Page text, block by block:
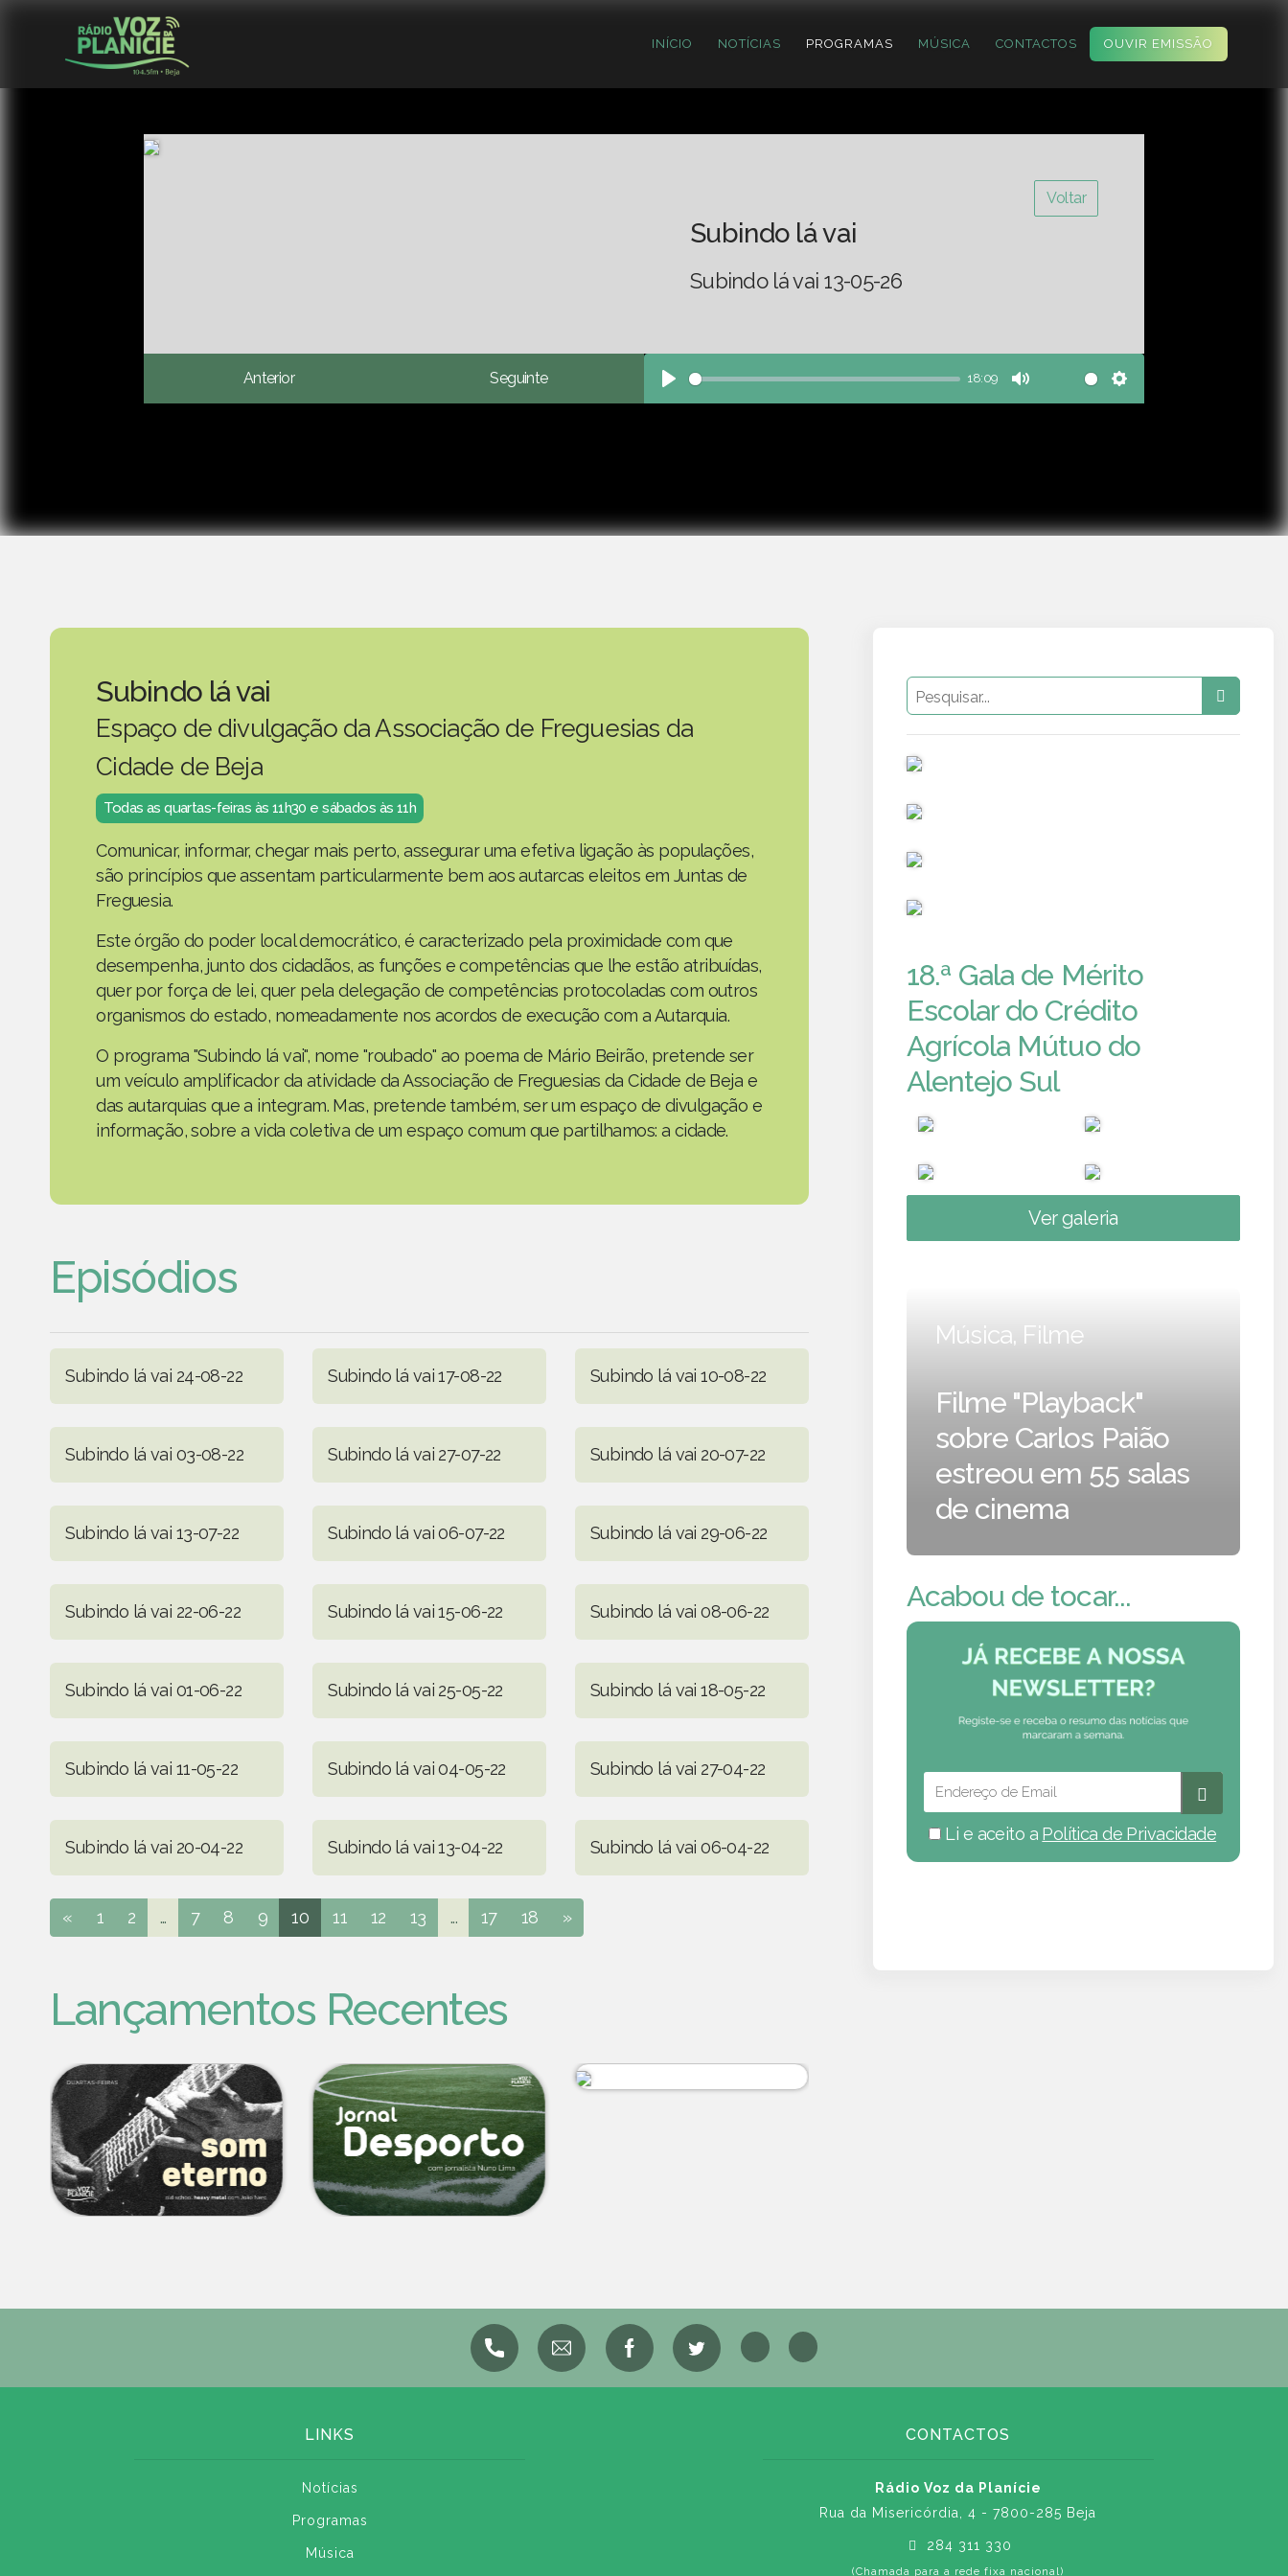
INÍCIO NOTÍCIAS PROGRAMAS MÚSICA CONTACTOS OUVIR EMISSÃO
Voltar
Subindo lá vai
Subindo lá vai 13-05-26
Anterior Seguinte
Play
18:09
Mute Settings
Subindo lá vai
Espaço de divulgação da Associação de Freguesias da
Cidade de Beja
Todas as quartas-feiras às 11h30 e sábados às 11h
Comunicar, informar, chegar mais perto, assegurar uma efetiva ligação às populações,
são princípios que assentam particularmente bem aos autarcas eleitos em Juntas de
Freguesia.
Este órgão do poder local democrático, é caracterizado pela proximidade com que
desempenha, junto dos cidadãos, as funções e competências que lhe estão atribuídas,
quer por força de lei, quer pela delegação de competências protocoladas com outros
organismos do estado, nomeadamente nos acordos de execução com a Autarquia.
O programa "Subindo lá vai", nome "roubado" ao poema de Mário Beirão, pretende ser
um veículo amplificador da atividade da Associação de Freguesias da Cidade de Beja e
das autarquias que a integram. Mas, pretende também, ser um espaço de divulgação e
informação, sobre a vida coletiva de um espaço comum que partilhamos: a cidade.
Episódios
Subindo lá vai 24-08-22 Subindo lá vai 17-08-22 Subindo lá vai 10-08-22
Subindo lá vai 03-08-22 Subindo lá vai 27-07-22 Subindo lá vai 20-07-22
Subindo lá vai 13-07-22 Subindo lá vai 06-07-22 Subindo lá vai 29-06-22
Subindo lá vai 22-06-22 Subindo lá vai 15-06-22 Subindo lá vai 08-06-22
Subindo lá vai 01-06-22 Subindo lá vai 25-05-22 Subindo lá vai 18-05-22
Subindo lá vai 11-05-22 Subindo lá vai 04-05-22 Subindo lá vai 27-04-22
Subindo lá vai 20-04-22 Subindo lá vai 13-04-22 Subindo lá vai 06-04-22
« 1 2 ... 7 8 9 10 11 12 13 ... 17 18 »
Lançamentos Recentes
18.ª Gala de Mérito
Escolar do Crédito
Agrícola Mútuo do
Alentejo Sul
Ver galeria
Música, Filme
Filme "Playback"
sobre Carlos Paião
estreou em 55 salas
de cinema
Acabou de tocar...
Li e aceito a Política de Privacidade
LINKS
Notícias
Programas
Música
CONTACTOS
Rádio Voz da Planície
Rua da Misericórdia, 4 - 7800-285 Beja
284 311 330
(Chamada para a rede fixa nacional)